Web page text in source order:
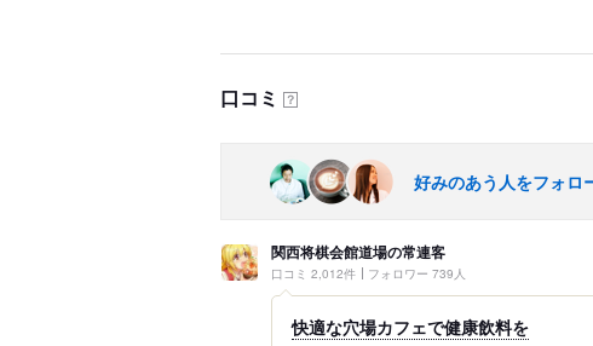
口コミ ？
好みのあう人をフォロ
関西将棋会館道場の常連客
口コミ 2,012件 フォロワー 739人
快適な穴場カフェで健康飲料を